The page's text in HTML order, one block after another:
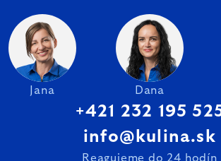
Jana Dana
+421 232 195
info@kulina.sk
Reagujeme do 24 hodín